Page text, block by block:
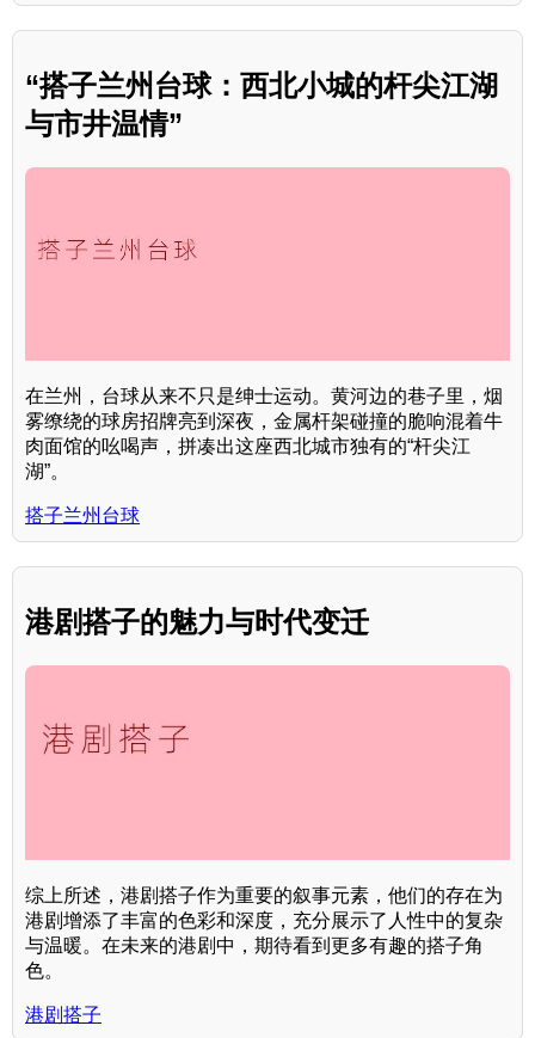
“搭子兰州台球：西北小城的杆尖江湖
与市井温情”
在兰州，台球从来不只是绅士运动。黄河边的巷子里，烟
雾缭绕的球房招牌亮到深夜，金属杆架碰撞的脆响混着牛
肉面馆的吆喝声，拼凑出这座西北城市独有的“杆尖江
湖”。
搭子兰州台球
港剧搭子的魅力与时代变迁
综上所述，港剧搭子作为重要的叙事元素，他们的存在为
港剧增添了丰富的色彩和深度，充分展示了人性中的复杂
与温暖。在未来的港剧中，期待看到更多有趣的搭子角
色。
港剧搭子